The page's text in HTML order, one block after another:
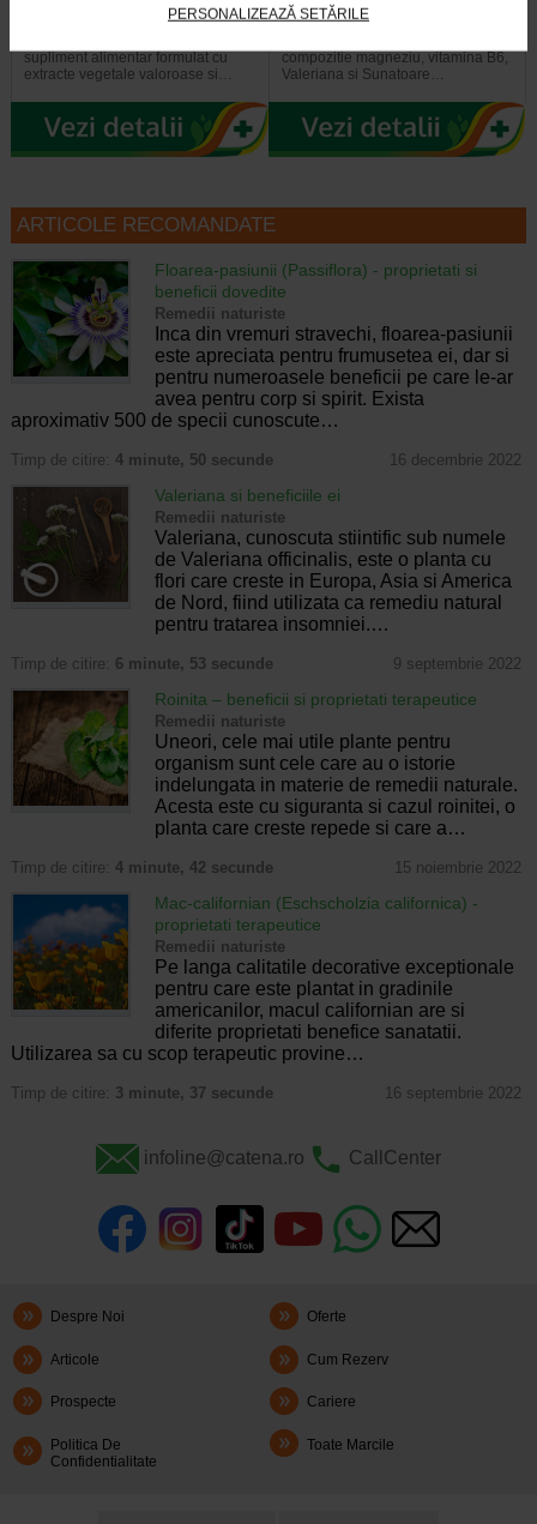
PERSONALIZEAZĂ SETĂRILE
supliment alimentar formulat cu
extracte vegetale valoroase si…
compozitie magneziu, vitamina B6,
Valeriana si Sunatoare…
ARTICOLE RECOMANDATE
Floarea-pasiunii (Passiflora) - proprietati si
beneficii dovedite
Remedii naturiste
Inca din vremuri stravechi, floarea-pasiunii
este apreciata pentru frumusetea ei, dar si
pentru numeroasele beneficii pe care le-ar
avea pentru corp si spirit. Exista
aproximativ 500 de specii cunoscute…
Timp de citire: 4 minute, 50 secunde 16 decembrie 2022
Valeriana si beneficiile ei
Remedii naturiste
Valeriana, cunoscuta stiintific sub numele
de Valeriana officinalis, este o planta cu
flori care creste in Europa, Asia si America
de Nord, fiind utilizata ca remediu natural
pentru tratarea insomniei.…
Timp de citire: 6 minute, 53 secunde 9 septembrie 2022
Roinita – beneficii si proprietati terapeutice
Remedii naturiste
Uneori, cele mai utile plante pentru
organism sunt cele care au o istorie
indelungata in materie de remedii naturale.
Acesta este cu siguranta si cazul roinitei, o
planta care creste repede si care a…
Timp de citire: 4 minute, 42 secunde 15 noiembrie 2022
Mac-californian (Eschscholzia californica) -
proprietati terapeutice
Remedii naturiste
Pe langa calitatile decorative exceptionale
pentru care este plantat in gradinile
americanilor, macul californian are si
diferite proprietati benefice sanatatii.
Utilizarea sa cu scop terapeutic provine…
Timp de citire: 3 minute, 37 secunde 16 septembrie 2022
infoline@catena.ro CallCenter
Despre Noi Oferte
Articole Cum Rezerv
Prospecte Cariere
Politica De
Confidentialitate
Toate Marcile